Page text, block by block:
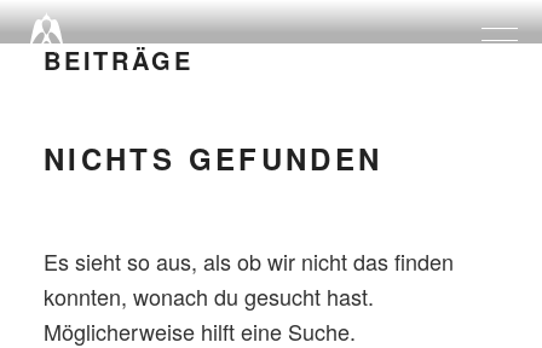
Zum
InhaltBEITRÄGE
NICHTS GEFUNDEN
Es sieht so aus, als ob wir nicht das finden
konnten, wonach du gesucht hast.
Möglicherweise hilft eine Suche.